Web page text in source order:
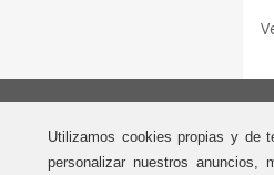
Utilizamos cookies propias y de
personalizar nuestros anuncios,